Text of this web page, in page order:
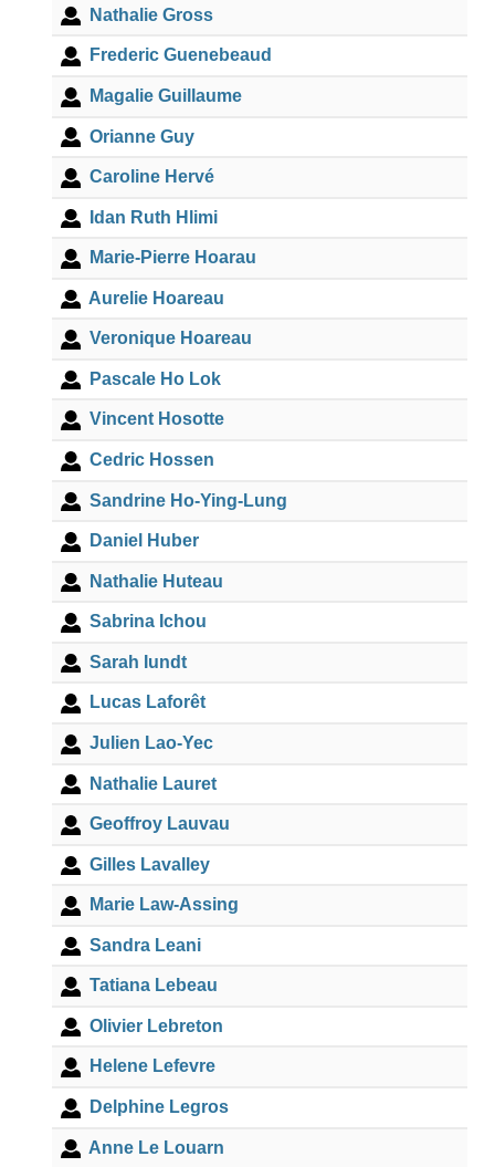
Nathalie Gross
Frederic Guenebeaud
Magalie Guillaume
Orianne Guy
Caroline Hervé
Idan Ruth Hlimi
Marie-Pierre Hoarau
Aurelie Hoareau
Veronique Hoareau
Pascale Ho Lok
Vincent Hosotte
Cedric Hossen
Sandrine Ho-Ying-Lung
Daniel Huber
Nathalie Huteau
Sabrina Ichou
Sarah Iundt
Lucas Laforêt
Julien Lao-Yec
Nathalie Lauret
Geoffroy Lauvau
Gilles Lavalley
Marie Law-Assing
Sandra Leani
Tatiana Lebeau
Olivier Lebreton
Helene Lefevre
Delphine Legros
Anne Le Louarn